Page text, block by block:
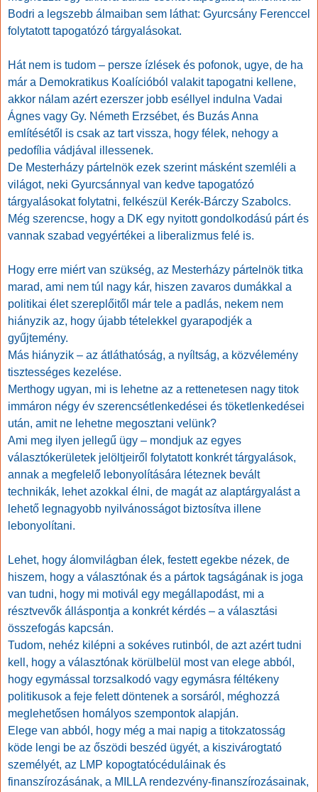
Bodri a legszebb álmaiban sem láthat: Gyurcsány Ferenccel
folytatott tapogatózó tárgyalásokat.
Hát nem is tudom – persze ízlések és pofonok, ugye, de ha
már a Demokratikus Koalícióból valakit tapogatni kellene,
akkor nálam azért ezerszer jobb eséllyel indulna Vadai
Ágnes vagy Gy. Németh Erzsébet, és Buzás Anna
említésétől is csak az tart vissza, hogy félek, nehogy a
pedofília vádjával illessenek.
De Mesterházy pártelnök ezek szerint másként szemléli a
világot, neki Gyurcsánnyal van kedve tapogatózó
tárgyalásokat folytatni, felkészül Kerék-Bárczy Szabolcs.
Még szerencse, hogy a DK egy nyitott gondolkodású párt és
vannak szabad vegyértékei a liberalizmus felé is.
Hogy erre miért van szükség, az Mesterházy pártelnök titka
marad, ami nem túl nagy kár, hiszen zavaros dumákkal a
politikai élet szereplőitől már tele a padlás, nekem nem
hiányzik az, hogy újabb tételekkel gyarapodjék a
gyűjtemény.
Más hiányzik – az átláthatóság, a nyíltság, a közvélemény
tisztességes kezelése.
Merthogy ugyan, mi is lehetne az a rettenetesen nagy titok
immáron négy év szerencsétlenkedései és töketlenkedései
után, amit ne lehetne megosztani velünk?
Ami meg ilyen jellegű ügy – mondjuk az egyes
választókerületek jelöltjeiről folytatott konkrét tárgyalások,
annak a megfelelő lebonyolítására léteznek bevált
technikák, lehet azokkal élni, de magát az alaptárgyalást a
lehető legnagyobb nyilvánosságot biztosítva illene
lebonyolítani.
Lehet, hogy álomvilágban élek, festett egekbe nézek, de
hiszem, hogy a választónak és a pártok tagságának is joga
van tudni, hogy mi motivál egy megállapodást, mi a
résztvevők álláspontja a konkrét kérdés – a választási
összefogás kapcsán.
Tudom, nehéz kilépni a sokéves rutinból, de azt azért tudni
kell, hogy a választónak körülbelül most van elege abból,
hogy egymással torzsalkodó vagy egymásra féltékeny
politikusok a feje felett döntenek a sorsáról, méghozzá
meglehetősen homályos szempontok alapján.
Elege van abból, hogy még a mai napig a titokzatosság
köde lengi be az őszödi beszéd ügyét, a kiszivárogtató
személyét, az LMP kopogtatócéduláinak és
finanszírozásának, a MILLA rendezvény-finanszírozásainak,